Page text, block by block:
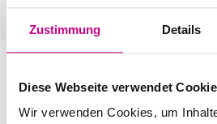
Zustimmung Details
Diese Webseite verwendet
Wir verwenden Cookies, um
”Lernen, wachsen,